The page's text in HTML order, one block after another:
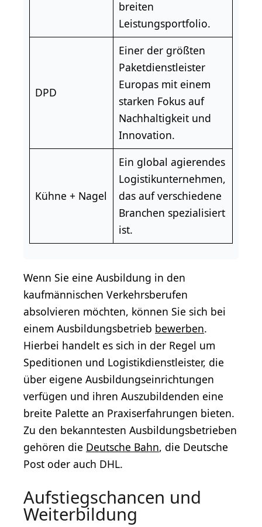
breiten
Leistungsportfolio.
DPD
Einer der größten
Paketdienstleister
Europas mit einem
starken Fokus auf
Nachhaltigkeitund
Innovation.
Kühne + Nagel
Ein global agierendes
Logistikunternehmen,
das auf verschiedene
Branchen spezialisiert
ist.
Wenn Sie eine Ausbildung in den
kaufmännischen Verkehrsberufen
absolvieren möchten, können Sie sich bei
einem Ausbildungsbetrieb bewerben.
Hierbei handelt es sich in der Regel um
Speditionen und Logistikdienstleister, die
über eigene Ausbildungseinrichtungen
verfügen und ihren Auszubildenden eine
breite Palette an Praxiserfahrungen bieten.
Zu den bekanntesten Ausbildungsbetrieben
gehören die Deutsche Bahn, die Deutsche
Post oder auch DHL.
Aufstiegschancen und
Weiterbildung